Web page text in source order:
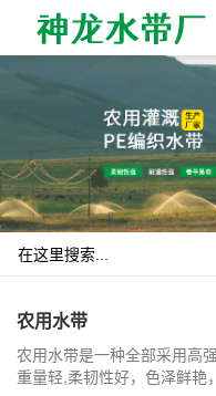
农用水带
农用水带是一种全部采用高
重量轻,柔韧性好，色泽鲜艳